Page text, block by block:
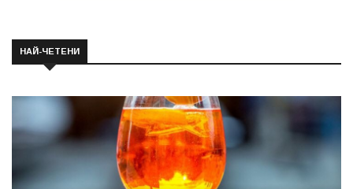
НАЙ-ЧЕТЕНИ